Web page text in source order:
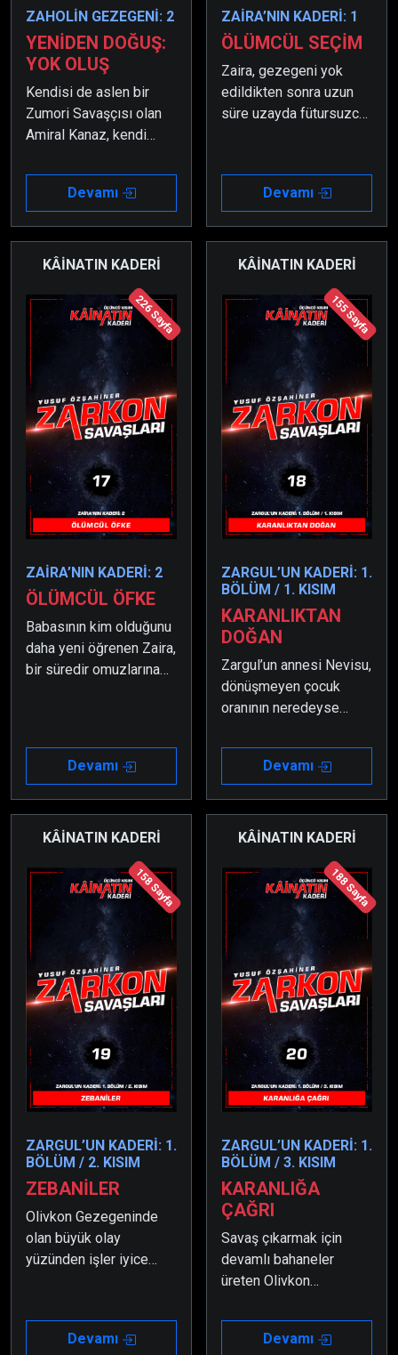
ZAHOLİN GEZEGENİ: 2
YENİDEN DOĞUŞ:
YOK OLUŞ
Kendisi de aslen bir
Zumori Savaşçısı olan
Amiral Kanaz, kendi
Gezegeni ile yapacağı
savaş sırasında
engel olarak karısı ile öz
kızı çıkar.
Devamı
ZAİRA’NIN KADERİ: 1
ÖLÜMCÜL SEÇİM
Zaira, gezegeni yok
edildikten sonra uzun
süre uzayda fütursuzca
yapay zekâsı ise onu
kendine getirmek için
yapmaktadır; fakat hiçbir
şey işe yaramamaktadır.
Devamı
KÂİNATIN KADERİ
226 Sayfa
ZAİRA’NIN KADERİ: 2
ÖLÜMCÜL ÖFKE
Babasının kim olduğunu
daha yeni öğrenen Zaira,
bir süredir omuzlarına
Devamı
KÂİNATIN KADERİ
155 Sayfa
ZARGUL’UN KADERİ: 1.
BÖLÜM / 1. KISIM
KARANLIKTAN
DOĞAN
Zargul’un annesi Nevisu,
dönüşmeyen çocuk
oranının neredeyse
tüm hayatını bu işe bir
çözüm bulmaya
Devamı
KÂİNATIN KADERİ
158 Sayfa
ZARGUL’UN KADERİ: 1.
BÖLÜM / 2. KISIM
ZEBANİLER
Olivkon Gezegeninde
olan büyük olay
yüzünden işler iyice
dönemde annesi ile
babasının başına
Devamı
KÂİNATIN KADERİ
188 Sayfa
ZARGUL’UN KADERİ: 1.
BÖLÜM / 3. KISIM
KARANLIĞA
ÇAĞRI
Savaş çıkarmak için
devamlı bahaneler
üreten Olivkon
Koramo üzerinden
gerçek bir savaş ilanı
Devamı